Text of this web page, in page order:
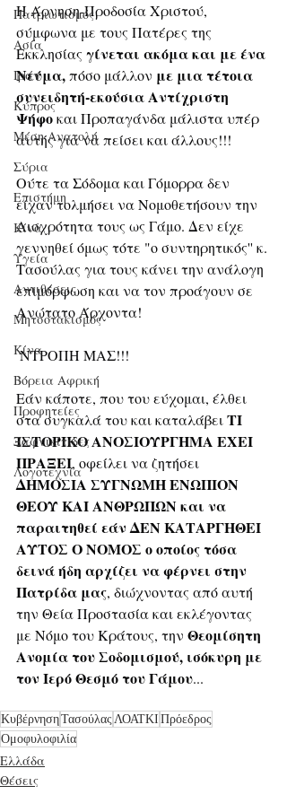
Πατριωτισμός
Ασία
Ιράν
Κύπρος
Μέση Ανατολή
Σύρια
Επιστήμη
Kίνα
Υγεία
Aντιθέσεις
Μητσοτακισμός
Κίνα
Βόρεια Αφρική
Προφητείες
Ξαφνικίτιδες
Λογοτεχνία
Η Άρνηση-Προδοσία Χριστού,
σύμφωνα με τους Πατέρες της
Εκκλησίας γίνεται ακόμα και με ένα
Νεύμα, πόσο μάλλον με μια τέτοια
συνειδητή-εκούσια Αντίχριστη
Ψήφο και Προπαγάνδα μάλιστα υπέρ
αυτής για να πείσει και άλλους!!!
Ούτε τα Σόδομα και Γόμορρα δεν
είχαν τολμήσει να Νομοθετήσουν την
Αισχρότητα τους ως Γάμο. Δεν είχε
γεννηθεί όμως τότε "ο συντηρητικός'' κ.
Τασούλας για τους κάνει την ανάλογη
επιμόρφωση και να τον προάγουν σε
Ανώτατο Άρχοντα!
ΝΤΡΟΠΗ ΜΑΣ!!!
Εάν κάποτε, που του εύχομαι, έλθει
στα συγκαλά του και καταλάβει ΤΙ
ΙΣΤΟΡΙΚΟ ΑΝΟΣΙΟΥΡΓΗΜΑ ΕΧΕΙ
ΠΡΑΞΕΙ, οφείλει να ζητήσει
ΔΗΜΟΣΙΑ ΣΥΓΝΩΜΗ ΕΝΩΠΙΟΝ
ΘΕΟΥ ΚΑΙ ΑΝΘΡΩΠΩΝ και να
παραιτηθεί εάν ΔΕΝ ΚΑΤΑΡΓΗΘΕΙ
ΑΥΤΟΣ Ο ΝΟΜΟΣ ο οποίος τόσα
δεινά ήδη αρχίζει να φέρνει στην
Πατρίδα μας, διώχνοντας από αυτή
την Θεία Προστασία και εκλέγοντας
με Νόμο του Κράτους, την Θεομίσητη
Ανομία του Σοδομισμού, ισόκυρη με
τον Ιερό Θεσμό του Γάμου...
ΚυβέρνησηΤασούλαςΛΟΑΤΚΙΠρόεδρος
Ομοφυλοφιλία
Ελλάδα
Θέσεις